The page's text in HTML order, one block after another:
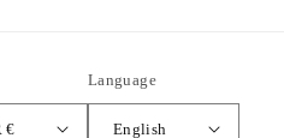
Ascension Island | EUR €
Language
English